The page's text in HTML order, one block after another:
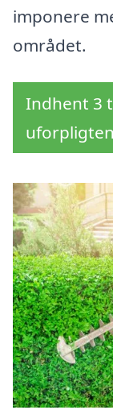
imponere
området.
Indhent 3